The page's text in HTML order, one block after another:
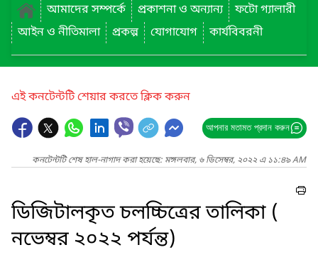
আমাদের সম্পর্কে
প্রকাশনা ও অন্যান্য
ফটো গ্যালারী
আইন ও নীতিমালা
প্রকল্প যোগাযোগ কার্যবিবরনী
এই কনটেন্টটি শেয়ার করতে ক্লিক করুন
আপনার মতামত প্রদান করুন
কনটেন্টটি শেষ হাল-নাগাদ করা হয়েছে: মঙ্গলবার, ৬ ডিসেম্বর, ২০২২ এ ১১:৪৯ AM
ডিজিটালকৃত চলচ্চিত্রের তালিকা (
নভেম্বর ২০২২ পর্যন্ত)